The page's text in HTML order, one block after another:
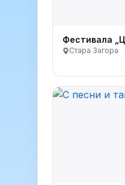
Фестивала
Стара Загора